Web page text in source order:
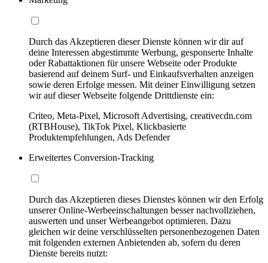
Durch das Akzeptieren dieser Dienste können wir dir auf
deine Interessen abgestimmte Werbung, gesponserte Inhalte
oder Rabattaktionen für unsere Webseite oder Produkte
basierend auf deinem Surf- und Einkaufsverhalten anzeigen
sowie deren Erfolge messen. Mit deiner Einwilligung setzen
wir auf dieser Webseite folgende Drittdienste ein:
Criteo, Meta-Pixel, Microsoft Advertising, creativecdn.com
(RTBHouse), TikTok Pixel, Klickbasierte
Produktempfehlungen, Ads Defender
Erweitertes Conversion-Tracking
Durch das Akzeptieren dieses Dienstes können wir den Erfolg
unserer Online-Werbeeinschaltungen besser nachvollziehen,
auswerten und unser Werbeangebot optimieren. Dazu
gleichen wir deine verschlüsselten personenbezogenen Daten
mit folgenden externen Anbietenden ab, sofern du deren
Dienste bereits nutzt: